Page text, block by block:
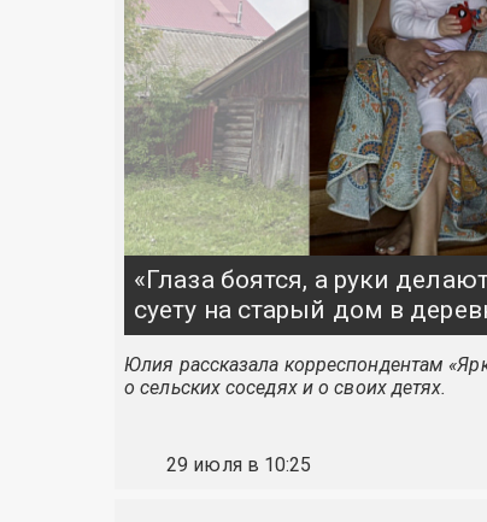
«Глаза боятся, а руки
суету на старый дом в
Юлия рассказала корреспондентам
о сельских соседях и о своих детях.
29 июля в 10:25